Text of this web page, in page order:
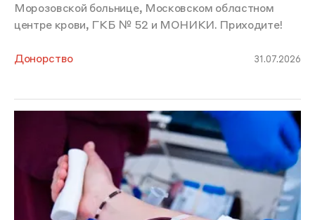
Морозовской больнице, Московском областном
центре крови, ГКБ № 52 и МОНИКИ. Приходите!
Донорство 31.07.2026